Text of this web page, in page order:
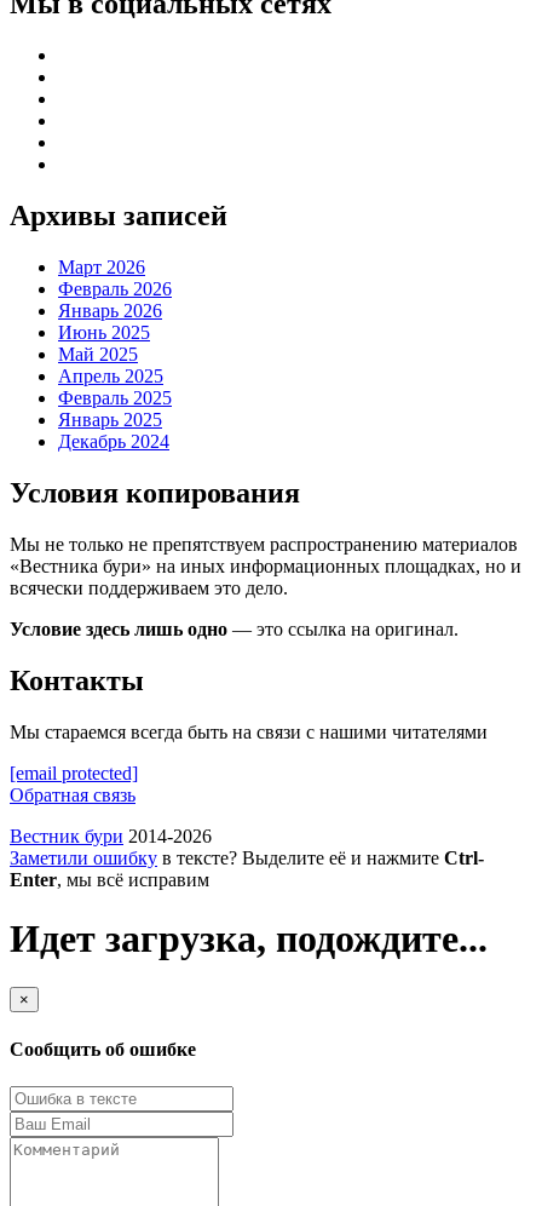
Архивы записей
Март 2026
Февраль 2026
Январь 2026
Июнь 2025
Май 2025
Апрель 2025
Февраль 2025
Январь 2025
Декабрь 2024
Условия копирования
Мы не только не препятствуем распространению материалов
«Вестника бури» на иных информационных площадках, но и
всячески поддерживаем это дело.
Условие здесь лишь одно — это ссылка на оригинал.
Контакты
Мы стараемся всегда быть на связи с нашими читателями
[email protected]
Обратная связь
Вестник бури 2014-2026
Заметили ошибку в тексте? Выделите её и нажмите Ctrl-
Enter, мы всё исправим
Идет загрузка, подождите...
×
Сообщить об ошибке